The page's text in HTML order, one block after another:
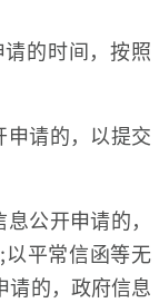
的时间，按照
请的，以提交
公开申请的，
平常信函等无
请的，政府信息